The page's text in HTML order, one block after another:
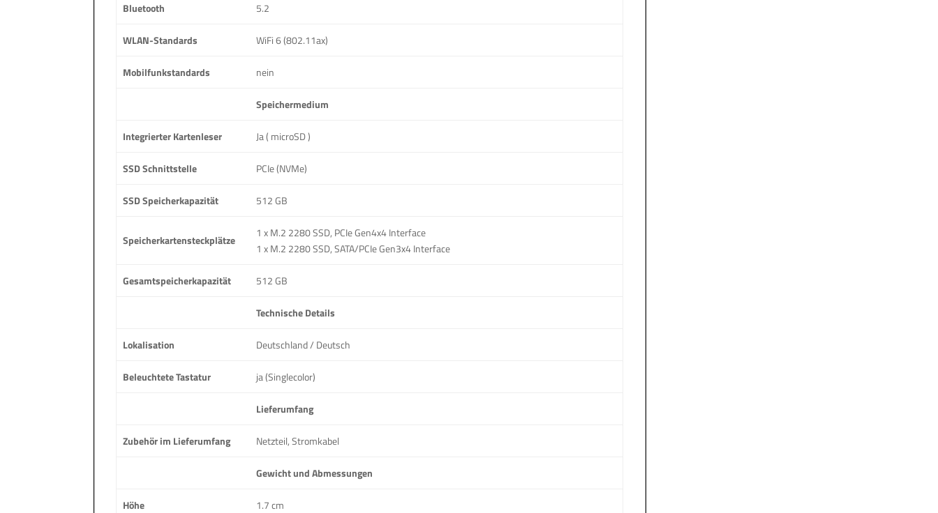
Bluetooth 5.2
WLAN-Standards WiFi 6 (802.11ax)
Mobilfunkstandards nein
Speichermedium
Integrierter Kartenleser Ja ( microSD )
SSD Schnittstelle PCIe (NVMe)
SSD Speicherkapazität 512 GB
Speicherkartensteckplätze
1 x M.2 2280 SSD, PCIe Gen4x4 Interface
1 x M.2 2280 SSD, SATA/PCIe Gen3x4 Interface
Gesamtspeicherkapazität 512 GB
Technische Details
Lokalisation Deutschland / Deutsch
Beleuchtete Tastatur ja (Singlecolor)
Lieferumfang
Zubehör im Lieferumfang Netzteil, Stromkabel
Gewicht und Abmessungen
Höhe 1.7 cm